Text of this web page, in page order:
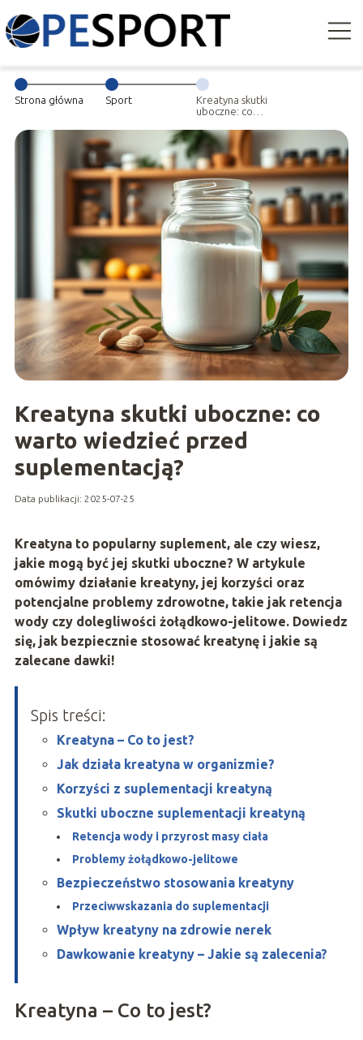
Strona główna Sport
Kreatyna skutki
uboczne: co
przed
suplementacją?
Kreatyna skutki uboczne: co
warto wiedzieć przed
suplementacją?
Data publikacji: 2025-07-25
Kreatyna to popularny suplement, ale czy wiesz,
jakie mogą być jej skutki uboczne? W artykule
omówimy działanie kreatyny, jej korzyści oraz
potencjalne problemy zdrowotne, takie jak retencja
wody czy dolegliwości żołądkowo-jelitowe. Dowiedz
się, jak bezpiecznie stosować kreatynę i jakie są
zalecane dawki!
Spis treści:
Kreatyna – Co to jest?
Jak działa kreatyna w organizmie?
Korzyści z suplementacji kreatyną
Skutki uboczne suplementacji kreatyną
Retencja wody i przyrost masy ciała
Problemy żołądkowo-jelitowe
Bezpieczeństwo stosowania kreatyny
Przeciwwskazania do suplementacji
Wpływ kreatyny na zdrowie nerek
Dawkowanie kreatyny – Jakie są zalecenia?
Kreatyna – Co to jest?